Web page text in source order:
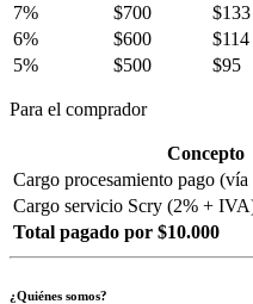
7%
$700 $133
6%
$600 $114
5%
$500 $95
Para el comprador
Concepto
Cargo procesamiento pago
Cargo servicio Scry (2% +
Total pagado por $10.000
¿Quiénes somos?